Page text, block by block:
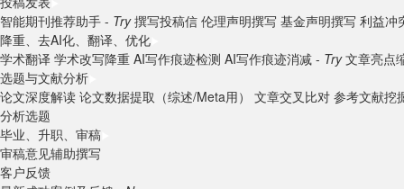
智能期刊推荐助手 - Try 撰写投稿信 伦理声明撰写 基金声明撰写 利益冲
降重、去AI化、翻译、优化
学术翻译 学术改写降重 AI写作痕迹检测 AI写作痕迹消减 - Try 文章亮点
选题与文献分析
论文深度解读 论文数据提取（综述/Meta用） 文章交叉比对 参考文献挖
分析选题
毕业、升职、审稿
审稿意见辅助撰写
客户反馈